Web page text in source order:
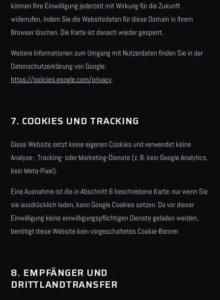
können Ihre Einwilligung jederzeit mit Wirkung für die Zukunft
widerrufen, indem Sie die Websitedaten für diese Domain in Ihrem
Browser löschen. Die Karte ist danach wieder gesperrt.
Weitere Informationen zum Umgang mit Nutzerdaten finden Sie in der
Datenschutzerklärung von Google:
https://policies.google.com/privacy.
7. COOKIES UND TRACKING
Diese Website setzt keine eigenen Cookies und verwendet keine
Analyse-, Tracking- oder Marketing-Dienste (z. B. kein Google Analytics,
kein Meta-Pixel).
Eine Ausnahme ist die in Abschnitt 6 beschriebene Karte: nur wenn Sie
sie ausdrücklich laden, kann Google Cookies setzen. Da vor dieser
Einwilligung keine einwilligungspflichtigen Dienste geladen werden,
benötigt diese Website kein vorgeschaltetes Cookie-Banner.
8. EMPFÄNGER UND
DRITTLANDTRANSFER